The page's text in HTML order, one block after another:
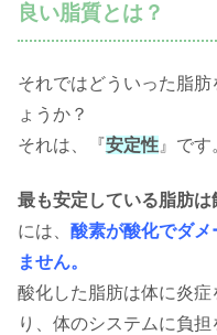
良い脂質とは？
それではどういった脂
ょうか？
それは、『安定性 』です
最も安定している脂肪は
には、 酸素が酸化でダメ
ません。
酸化した脂肪は体に炎
り、体のシステムに負担